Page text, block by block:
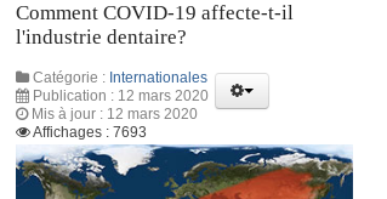
Comment COVID-19 affecte-t-il
l'industrie dentaire?
Catégorie : Internationales
Publication : 12 mars 2020
Mis à jour : 12 mars 2020
Affichages : 7693